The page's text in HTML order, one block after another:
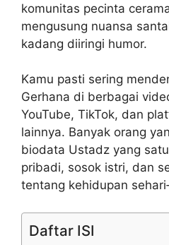
komunitas pecinta
mengusung nuansa
kadang diiringi humor.
Kamu pasti sering
Gerhana di berbagai
YouTube, TikTok, dan
lainnya. Banyak orang
biodata Ustadz yang
pribadi, sosok istri, dan
tentang kehidupan
Daftar ISI